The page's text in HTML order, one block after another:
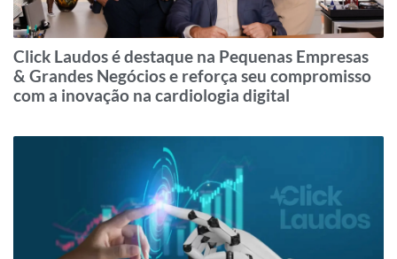
Click Laudos é destaque na Pequenas Empresas
& Grandes Negócios e reforça seu compromisso
com a inovação na cardiologia digital